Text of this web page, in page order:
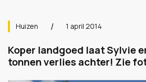
Huizen 1 april 2014
Koper landgoed laat Sylvie
tonnen verlies achter! Zie